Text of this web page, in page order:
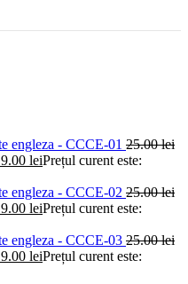
engleza - CCCE-01 25.00lei
leiPrețul curent este:
engleza - CCCE-02 25.00lei
leiPrețul curent este:
engleza - CCCE-03 25.00lei
leiPrețul curent este: